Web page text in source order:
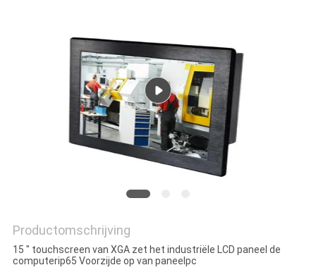
Productomschrijving
15 " touchscreen van XGA zet het industriële LCD paneel de
computerip65 Voorzijde op van paneelpc